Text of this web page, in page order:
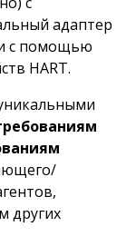
адаптер
с помощью
HART.
других